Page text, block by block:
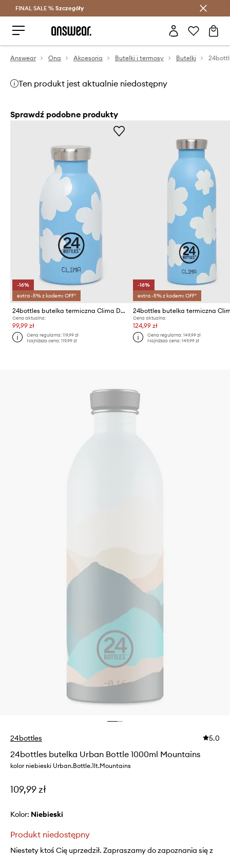
Oszczędzaj z Answear Club >
FINAL SALE % Szczegóły
Answear Ona Akcesoria Butelki i termosy Butelki
Ten produkt jest aktualnie niedostępny
Sprawdź podobne produkty
-16%
extra -5% z kodem: OFF*
24bottles butelka termiczna Clima Daydreaming 330ml
Cena aktualna:
99,99 zł
Cena regularna:119,99 zł
Najniższa cena:119,99 zł
-16%
extra -5% z kodem: OFF*
Cena aktualna:
124,99 zł
Cena regularna: 149,99 zł
Najniższa cena: 149,99 zł
24bottles 5.0
24bottles butelka Urban Bottle 1000ml Mountains
kolor niebieski Urban.Bottle.1lt.Mountains
109,99 zł
Kolor: niebieski
Produkt niedostępny
Niestety ktoś Cię uprzedził. Zapraszamy do zapoznania się z